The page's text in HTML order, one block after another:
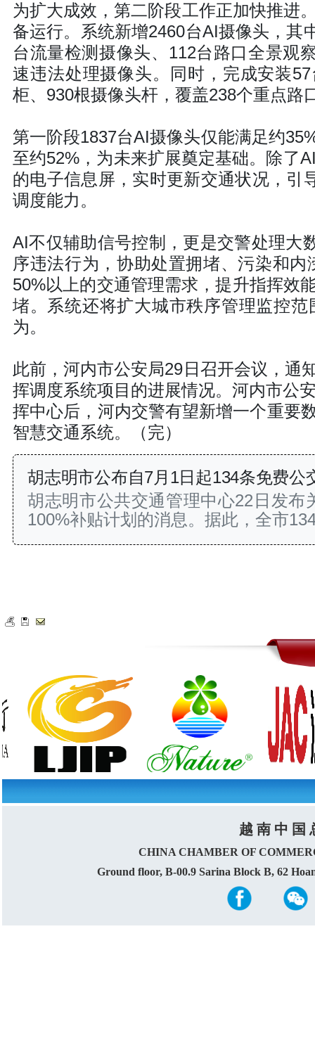
为扩大成效，第二阶段工作正加快推进
备运行。系统新增2460台AI摄像头，其
台流量检测摄像头、112台路口全景观
速违法处理摄像头。同时，完成安装
柜、930根摄像头杆，覆盖238个重点路
第一阶段1837台AI摄像头仅能满足约
至约52%，为未来扩展奠定基础。除了
的电子信息屏，实时更新交通状况，引
调度能力。
AI不仅辅助信号控制，更是交警处理大
序违法行为，协助处置拥堵、污染和
50%以上的交通管理需求，提升指挥效
堵。系统还将扩大城市秩序管理监控
为。
此前，河内市公安局29日召开会议，通
挥调度系统项目的进展情况。河内市公
挥中心后，河内交警有望新增一个重要
智慧交通系统。（完）
胡志明市公布自7月1日起134条免费公
胡志明市公共交通管理中心22日发布
100%补贴计划的消息。据此，全市
越 南 中 国
CHINA CHAMBER OF
Ground floor, B-00.9 Sarina Block B, 62